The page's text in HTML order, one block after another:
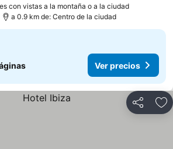
con vistas a la montaña o a la ciudad
a 0.9 km de: Centro de la ciudad
Ver precios
Compartir